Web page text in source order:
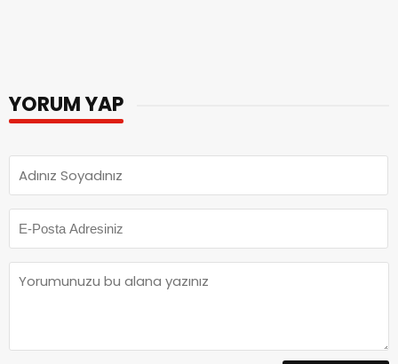
YORUM YAP